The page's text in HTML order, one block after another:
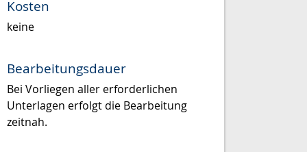
Kosten
keine
Bearbeitungsdauer
Bei Vorliegen aller erforderlichen
Unterlagen erfolgt die Bearbeitung
zeitnah.